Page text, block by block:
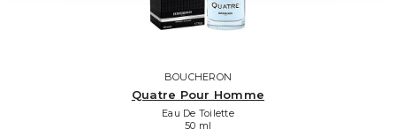
BOUCHERON
Quatre Pour Homme
Eau De Toilette
50 ml